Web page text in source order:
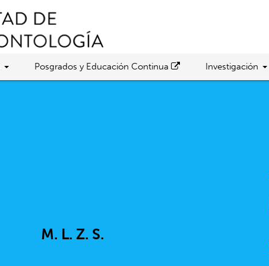
Posgrados y Educación Continua Investigación
M. L. Z. S.